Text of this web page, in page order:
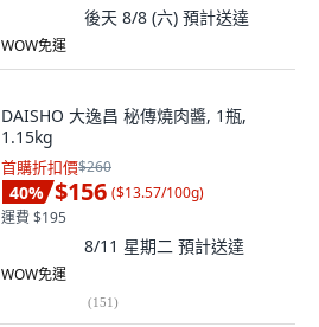
後天 8/8 (六) 預計送達
WOW免運
DAISHO 大逸昌 秘傳燒肉醬, 1瓶,
1.15kg
首購折扣價$260
40% $156 ($13.57/100g)
運費 $195
8/11 星期二 預計送達
WOW免運
(151)